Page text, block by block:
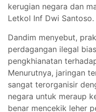
kerugian negara dan
Letkol Inf Dwi Santoso.
Dandim menyebut,
perdagangan ilegal
pengkhianatan
Menurutnya, jaringan
sangat terorganisir
negara untuk meraup
benar mencekik leher